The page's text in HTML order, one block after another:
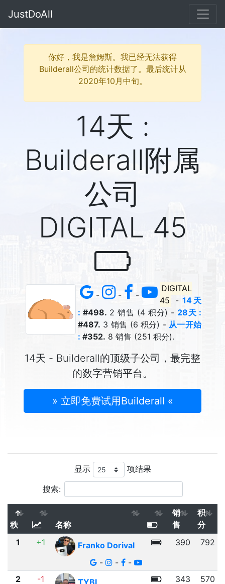
JustDoAll
你好，我是詹姆斯。我已经无法获得
Builderall公司的统计数据了。最后统计从
2020年10月中旬。
14天 :
Builderall附属
公司
DIGITAL 45
- - -
DIGITAL
45
-14天
: #498. 2 销售 (4 积分) - 28天 :
#487. 3 销售 (6 积分) - 从一开始
: #352. 8 销售 (251 积分).
14天 - Builderall的顶级子公司，最完整
的数字营销平台。
» 立即免费试用Builderall «
显示 项结果
搜索:
秩 名称
销
售
积
分
1
+1
Franko Dorival
-
- -
390 792
2 -1 343 570